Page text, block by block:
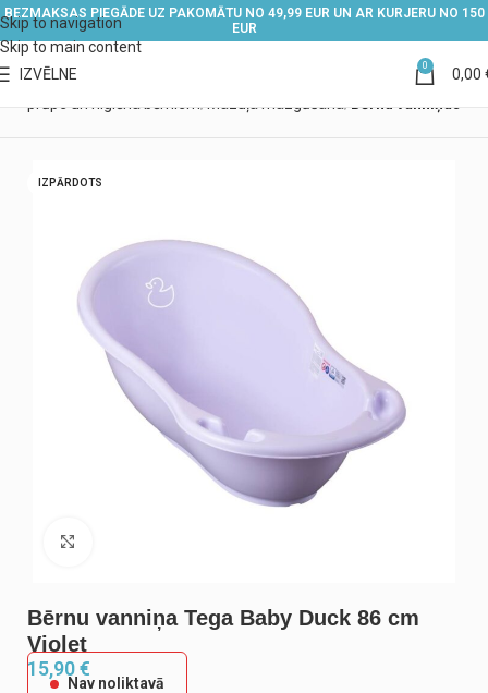
Skip to navigation
Skip to main content
BEZMAKSAS PIEGĀDE UZ PAKOMĀTU NO 49,99 EUR UN AR KURJERU NO 150
EUR
IZVĒLNE 0 0,00
IZPĀRDOTS
Bērnu vanniņa Tega Baby Duck 86 cm
Violet
15,90€
Nav noliktavā